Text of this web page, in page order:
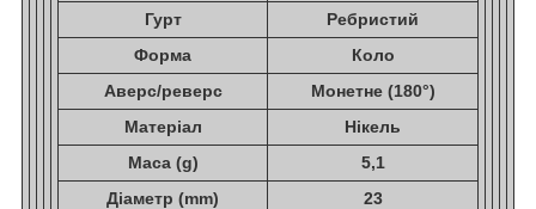
Гурт
Ребристий
Форма
Коло
Аверс/реверс
Монетне (180°)
Матеріал
Нікель
Маса (g)
5,1
Діаметр (mm)
23